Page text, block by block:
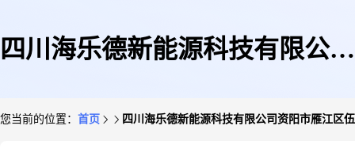
四川海乐德新能源科技有限公司
您当前的位置： 首页 四川海乐德新能源科技有限公司资阳市雁江区